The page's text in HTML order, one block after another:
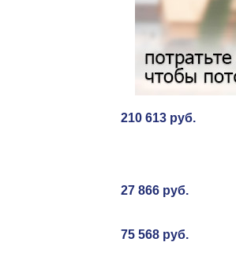
210 613 руб.
27 866 руб.
75 568 руб.